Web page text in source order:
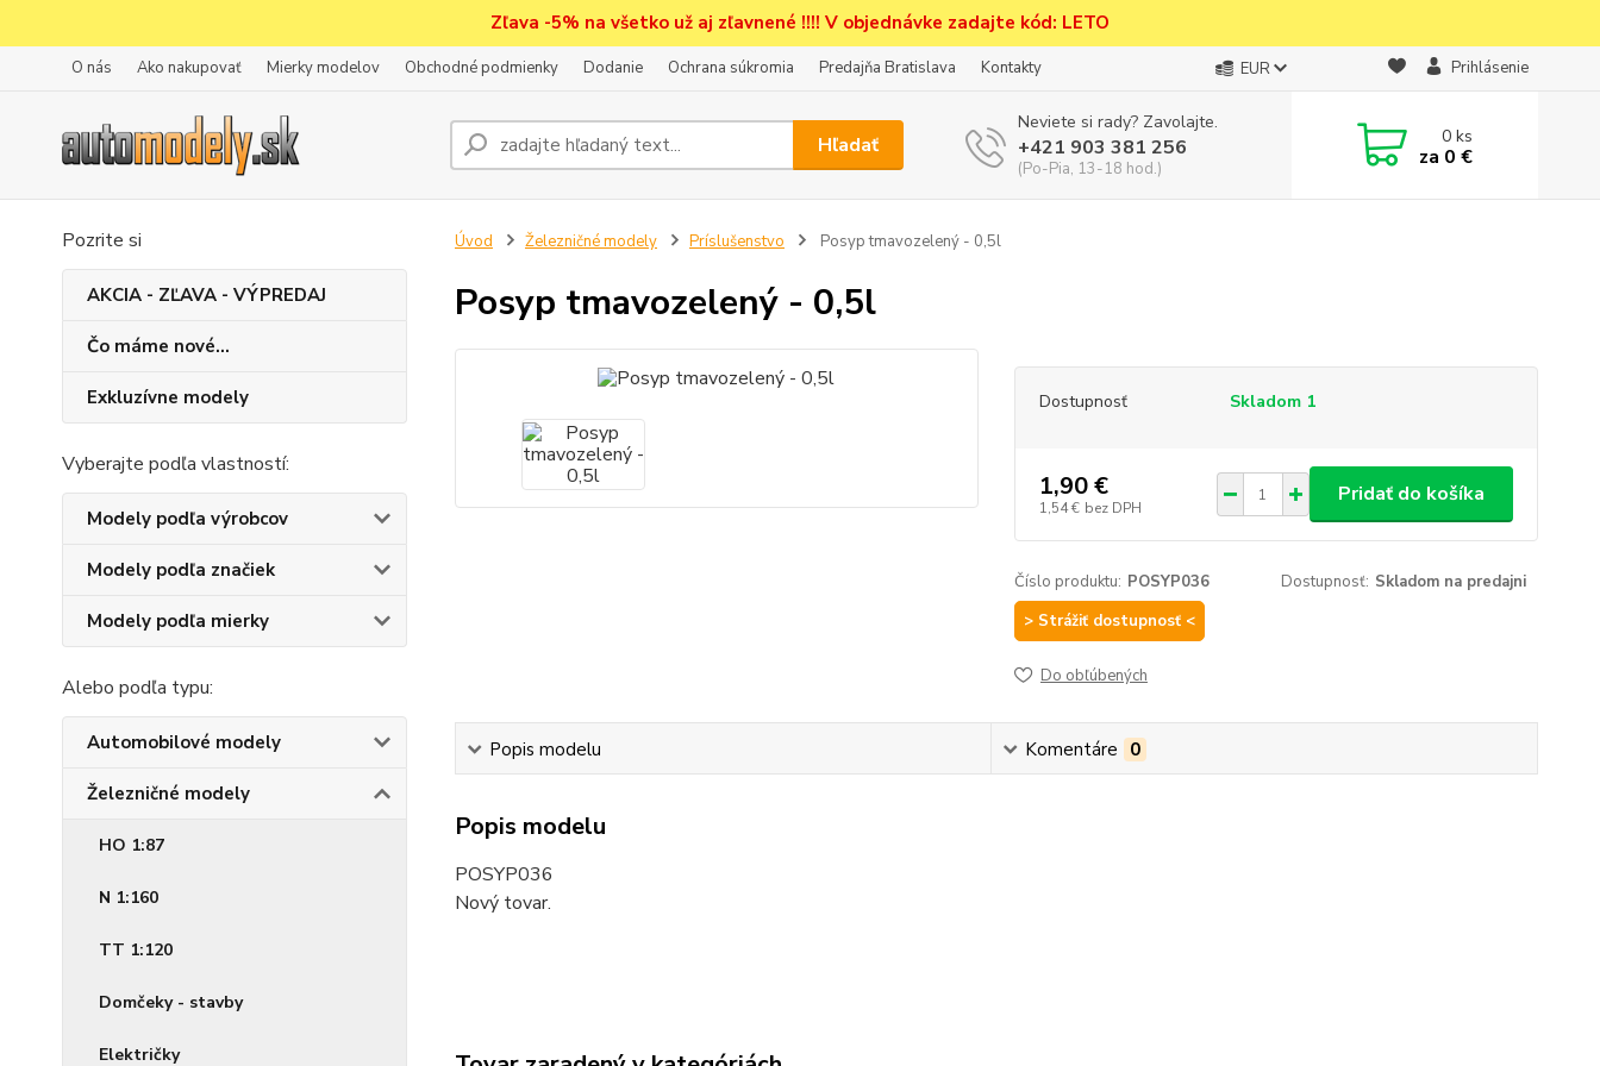
Zľava -5% na všetko už aj zľavnené !!!! V objednávke zadajte kód: LETO
O nás Ako nakupovať Mierky modelov Obchodné podmienky Dodanie Ochrana súkromia Predajňa Bratislava Kontakty EUR Prihlásenie
Hľadať
Neviete si rady? Zavolajte.
+421 903 381 256
(Po-Pia, 13-18 hod.)
0ks
za 0 €
Pozrite si
AKCIA - ZĽAVA - VÝPREDAJ
Čo máme nové...
Exkluzívne modely
Vyberajte podľa vlastností:
Modely podľa výrobcov
Modely podľa značiek
Modely podľa mierky
Alebo podľa typu:
Automobilové modely
Železničné modely
HO 1:87
N 1:160
TT 1:120
Domčeky - stavby
Električky
Úvod Železničné modely Príslušenstvo Posyp tmavozelený - 0,5l
Posyp tmavozelený - 0,5l
Dostupnosť Skladom 1
1,90 €
1,54 € bez DPH
Pridať do košíka
Číslo produktu: POSYP036 Dostupnosť: Skladom na predajni
> Strážiť dostupnosť <
Do obľúbených
Popis modelu Komentáre 0
Popis modelu
POSYP036
Nový tovar.